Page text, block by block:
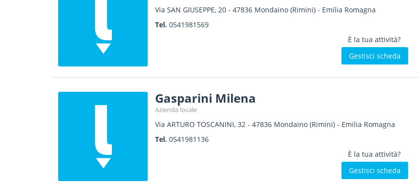
Via SAN GIUSEPPE, 20- 47836 Mondaino(Rimini) - Emilia Romagna
Tel. 0541981569
È la tua attività?
Gestisci scheda
Gasparini Milena
Azienda locale
Via ARTURO TOSCANINI, 32- 47836 Mondaino(Rimini) - Emilia Romagna
Tel. 0541981136
È la tua attività?
Gestisci scheda